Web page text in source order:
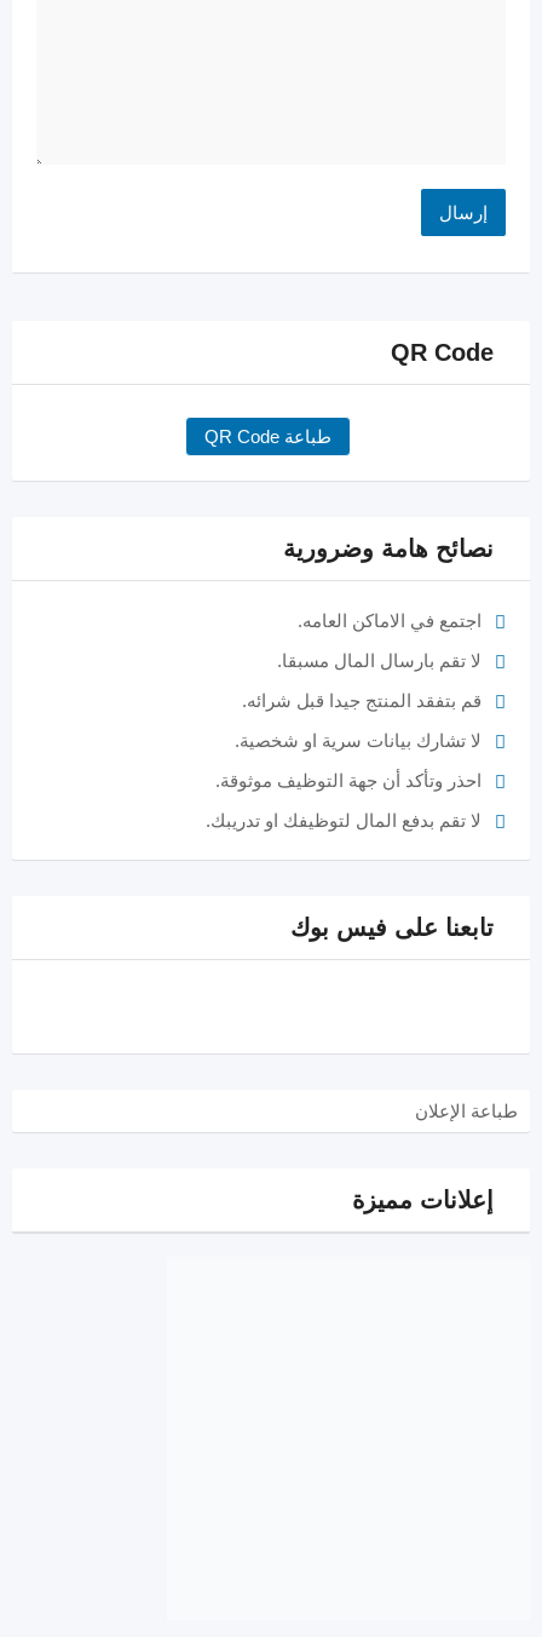
QR Code
طباعة QR Code
نصائح هامة وضرورية
اجتمع في الاماكن العامه.
لا تقم بارسال المال مسبقا.
قم بتفقد المنتج جيدا قبل شرائه.
لا تشارك بيانات سرية او شخصية.
احذر وتأكد أن جهة التوظيف موثوقة.
لا تقم بدفع المال لتوظيفك او تدريبك.
تابعنا على فيس بوك
طباعة الإعلان
إعلانات مميزة